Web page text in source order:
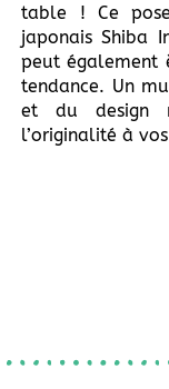
table ! Ce
japonais Shiba
peut également
tendance. Un
et du design
l’originalité à